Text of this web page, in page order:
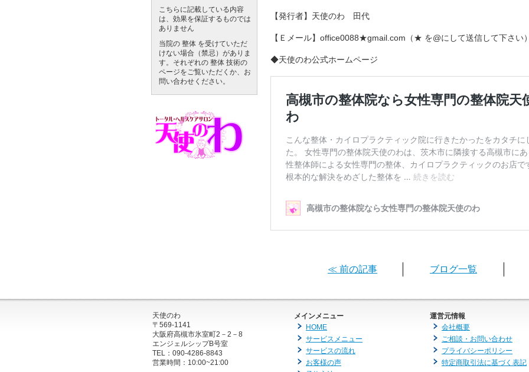
【発行者】天使のわ 田代
【Ｅメール】office0088★gmail.com（★ を@にして送信して下さい
◆天使のわ公式ホームページ
≪ 前の記事 ブログ一覧
こちらに記載している内容
は、効果を保証するものでは
ありません
当院の 整体 を受けていただ
けない場合（禁忌）がありま
す。それぞれの 整体 技術の
ページをご覧いただくか、お
問い合わせください。
天使のわ
〒569-1141
大阪府高槻市氷室町2－2－8
エンジェルシップB号室
TEL：090-4286-8843
営業時間：10:00~21:00
メインメニュー
HOME
サービスメニュー
サービスの流れ
お客様の声
運営元情報
会社概要
ご相談・お問い合わせ
プライバシーポリシー
特定商取引法に基づく表記